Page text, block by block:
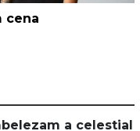
cena
a celestial